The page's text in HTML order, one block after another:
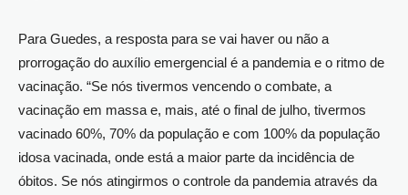
Para Guedes, a resposta para se vai haver ou não a
prorrogação do auxílio emergencial é a pandemia e o ritmo de
vacinação. “Se nós tivermos vencendo o combate, a
vacinação em massa e, mais, até o final de julho, tivermos
vacinado 60%, 70% da população e com 100% da população
idosa vacinada, onde está a maior parte da incidência de
óbitos. Se nós atingirmos o controle da pandemia através da